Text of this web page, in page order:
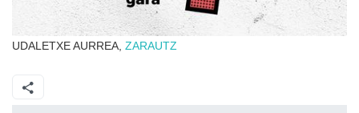
UDALETXE AURREA, ZARAUTZ